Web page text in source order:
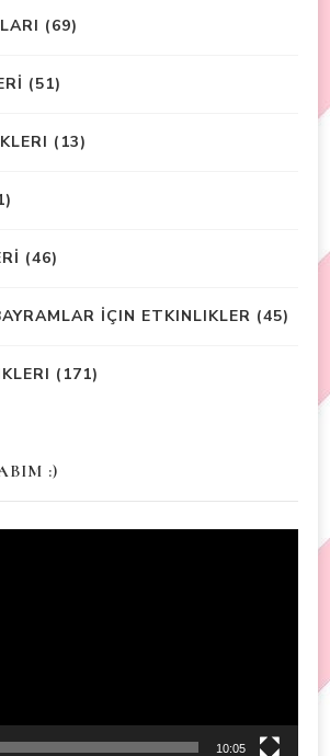
(69)
(51)
(13)
(46)
İÇIN ETKINLIKLER (45)
(171)
:)
10:05